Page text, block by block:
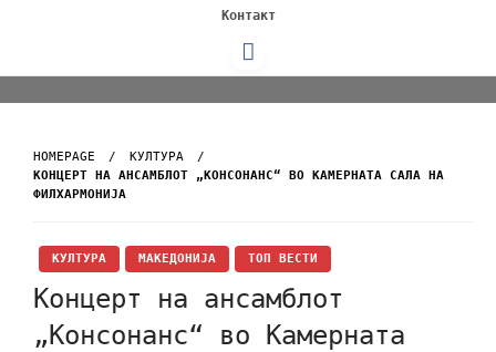
Контакт
HOMEPAGE
КУЛТУРА
КОНЦЕРТ НА АНСАМБЛОТ „КОНСОНАНС“ ВО КАМЕРНАТА САЛА НА
ФИЛХАРМОНИЈА
КУЛТУРА МАКЕДОНИЈА ТОП ВЕСТИ
Концерт на ансамблот
„Консонанс“ во Камерната